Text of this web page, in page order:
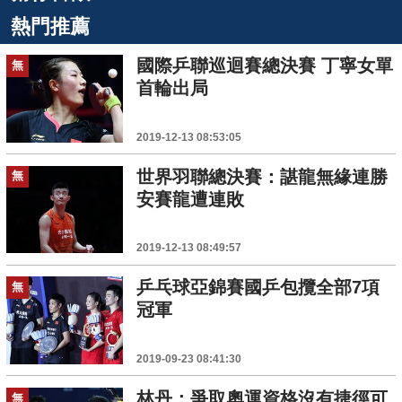
熱門推薦
無
國際乒聯巡迴賽總決賽 丁寧女單
首輪出局
2019-12-13 08:53:05
無
世界羽聯總決賽：諶龍無緣連勝
安賽龍遭連敗
2019-12-13 08:49:57
無
乒乓球亞錦賽國乒包攬全部7項
冠軍
2019-09-23 08:41:30
無